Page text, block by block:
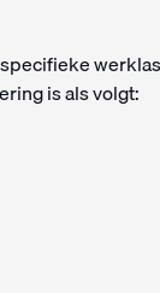
is als volgt: